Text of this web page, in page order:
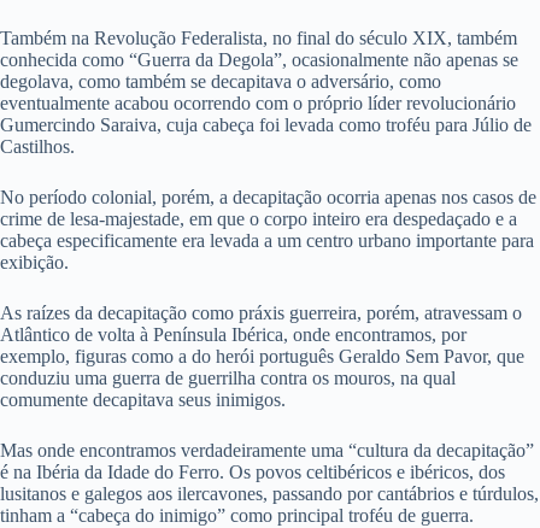
Também na Revolução Federalista, no final do século XIX, também
conhecida como “Guerra da Degola”, ocasionalmente não apenas se
degolava, como também se decapitava o adversário, como
eventualmente acabou ocorrendo com o próprio líder revolucionário
Gumercindo Saraiva, cuja cabeça foi levada como troféu para Júlio de
Castilhos.
No período colonial, porém, a decapitação ocorria apenas nos casos de
crime de lesa-majestade, em que o corpo inteiro era despedaçado e a
cabeça especificamente era levada a um centro urbano importante para
exibição.
As raízes da decapitação como práxis guerreira, porém, atravessam o
Atlântico de volta à Península Ibérica, onde encontramos, por
exemplo, figuras como a do herói português Geraldo Sem Pavor, que
conduziu uma guerra de guerrilha contra os mouros, na qual
comumente decapitava seus inimigos.
Mas onde encontramos verdadeiramente uma “cultura da decapitação”
é na Ibéria da Idade do Ferro. Os povos celtibéricos e ibéricos, dos
lusitanos e galegos aos ilercavones, passando por cantábrios e túrdulos,
tinham a “cabeça do inimigo” como principal troféu de guerra.